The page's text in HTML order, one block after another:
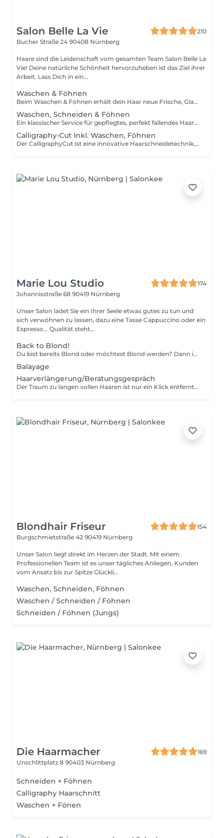
Salon Belle La Vie
210
Bucher Straße 24 90408 Nürnberg
Haare sind die Leidenschaft vom gesamten Team Salon Belle La
Vie! Deine natürliche Schönheit hervorzuheben ist das Ziel ihrer
Arbeit. Lass Dich in ein...
Waschen & Föhnen
Beim Waschen & Föhnen erhält dein Haar neue Frische, Glanz und Form. Nach einer wohltuenden Haarwäsche wird es individuell gestylt ob glatt, voluminös oder wellig ganz nach deinem Wunsch. Für ein gepflegtes, perfekt sitzendes Ergebnis.
Waschen, Schneiden & Föhnen
Ein klassischer Service für gepflegtes, perfekt fallendes Haar: Waschen, Schneiden & Föhnen individuell auf Haarstruktur, Gesichtsform und Stil abgestimmt. Für ein frisches, gesundes und harmonisches Ergebnis mit natürlicher Bewegung.
Calligraphy-Cut Inkl. Waschen, Föhnen
Der CalligraphyCut ist eine innovative Haarschneidetechnik, bei der das Haar mit einem speziellen Calligraphen statt mit der Schere geschnitten wird für sanft fallendes, glänzendes und voluminöses Haar. Diese Methode versiegelt die Spitzen beim Schneiden, reduziert Spliss und sorgt für spürbar mehr Bewegung und Leichtigkeit in jeder Frisur.
Marie Lou Studio
174
Johannisstraße 68 90419 Nürnberg
Unser Salon ladet Sie ein Ihrer Seele etwas gutes zu tun und
sich verwöhnen zu lassen, dazu eine Tasse Cappuccino oder ein
Espresso... Qualität steht...
Back to Blond!
Du bist bereits Blond oder möchtest Blond werden? Dann ist das genau das richtige für Dich! Wir hellen Dich schonend auf mit den den richtigen Präparaten Olaplex so wie Kerastase und du bekommst den passenden Schnitt noch dazu. Somit hast du dein perfektes Blond* *Der Preis ist ein ab Preis, der je nach Material und Wunsch variieren kann. Ggf. ist mehr als eine Sitzung notwenig für Dein gewünschtes Ergebnis zu erzielen.
Balayage
Haarverlängerung/Beratungsgespräch
Der Traum zu langen vollen Haaren ist nur ein Klick entfernt. Jetzt Beratung buchen! - Tape in - Bondings - Weft Great Lengths
Blondhair Friseur
154
Burgschmietstraße 42 90419 Nürnberg
Unser Salon liegt direkt im Herzen der Stadt. Mit einem
Professionellen Team ist es unser tägliches Anliegen, Kunden
vom Ansatz bis zur Spitze Glückli...
Waschen, Schneiden, Föhnen
Waschen / Schneiden / Föhnen
Schneiden / Föhnen (Jungs)
Die Haarmacher
169
Unschlittplatz 8 90403 Nürnberg
Schneiden + Föhnen
Calligraphy Haarschnitt
Waschen + Fönen